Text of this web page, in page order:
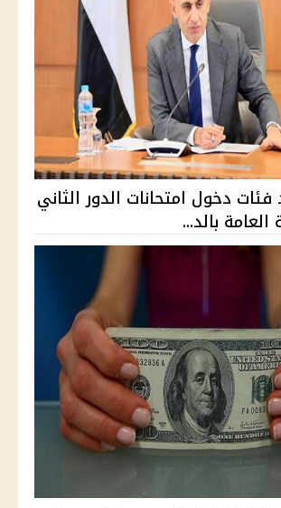
فئات دخول امتحانات الدور الثاني